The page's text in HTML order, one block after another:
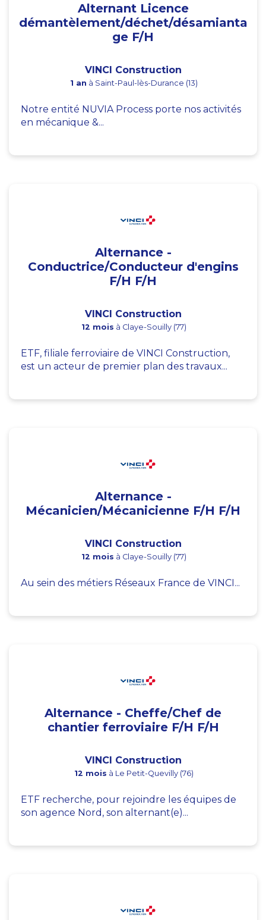
Alternant Licence
démantèlement/déchet/désamianta
ge F/H
VINCI Construction
1 an à Saint-Paul-lès-Durance (13)
Notre entité NUVIA Process porte nos activités
en mécanique &...
Alternance -
Conductrice/Conducteur d'engins
F/H F/H
VINCI Construction
12 mois à Claye-Souilly (77)
ETF, filiale ferroviaire de VINCI Construction,
est un acteur de premier plan des travaux...
Alternance -
Mécanicien/Mécanicienne F/H F/H
VINCI Construction
12 mois à Claye-Souilly (77)
Au sein des métiers Réseaux France de VINCI...
Alternance - Cheffe/Chef de
chantier ferroviaire F/H F/H
VINCI Construction
12 mois à Le Petit-Quevilly (76)
ETF recherche, pour rejoindre les équipes de
son agence Nord, son alternant(e)...